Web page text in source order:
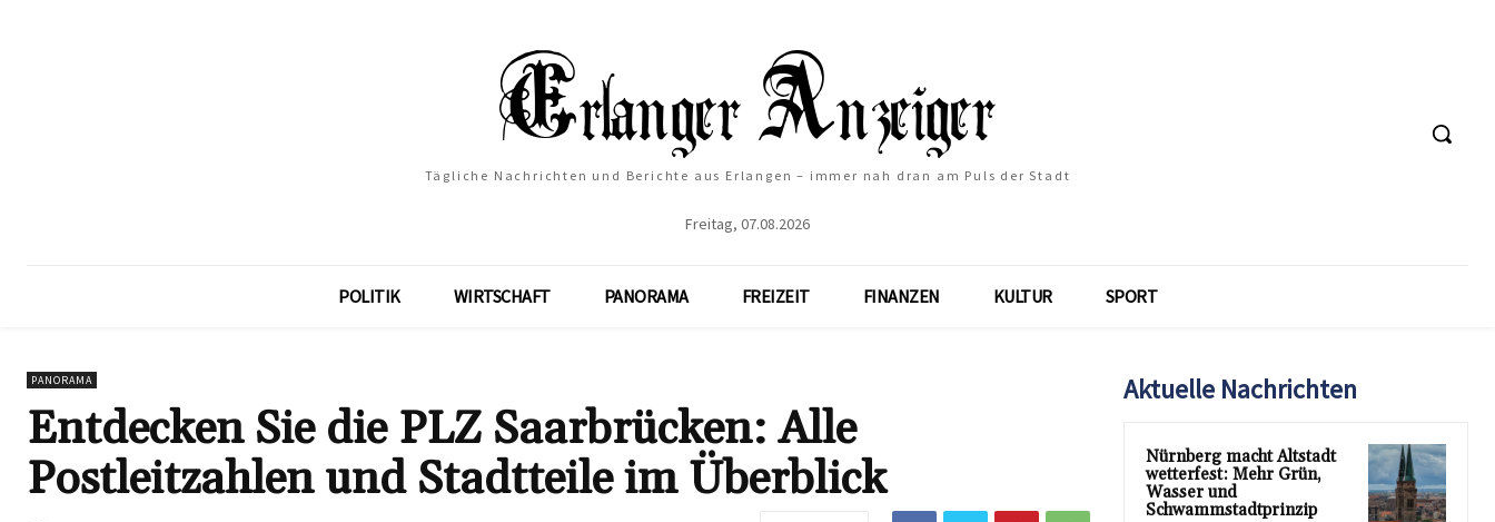
Tägliche Nachrichten und Berichte aus Erlangen – immer nah dran am Puls der Stadt
Freitag, 07.08.2026
POLITIK WIRTSCHAFT PANORAMA FREIZEIT FINANZEN KULTUR SPORT
PANORAMA
Entdecken Sie die PLZ Saarbrücken: Alle
Postleitzahlen und Stadtteile im Überblick
Aktuelle Nachrichten
Nürnberg macht Altstadt
wetterfest: Mehr Grün,
Wasser und
Schwammstadtprinzip